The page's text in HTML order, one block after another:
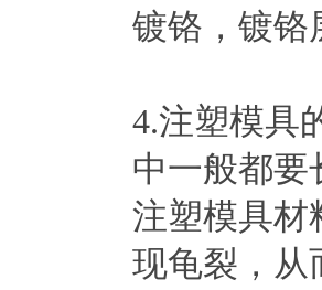
镀铬，镀铬
4.注塑模具
中一般都要
注塑模具材
现龟裂，从